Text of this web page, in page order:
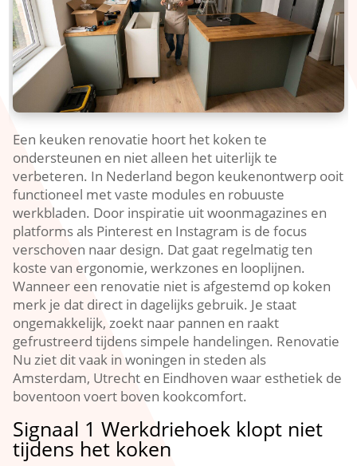
Een keuken renovatie hoort het koken te
ondersteunen en niet alleen het uiterlijk te
verbeteren.​ In Nederland begon keukenontwerp ooit
functioneel met vaste modules en robuuste
werkbladen.​ Door inspiratie uit woonmagazines en
platforms als Pinterest en Instagram is de focus
verschoven naar design.​ Dat gaat regelmatig ten
koste van ergonomie, werkzones en looplijnen.​
Wanneer een renovatie niet is afgestemd op koken
merk je dat direct in dagelijks gebruik.​ Je staat
ongemakkelijk, zoekt naar pannen en raakt
gefrustreerd tijdens simpele handelingen.​ Renovatie
Nu ziet dit vaak in woningen in steden als
Amsterdam, Utrecht en Eindhoven waar esthetiek de
boventoon voert boven kookcomfort.​
Signaal 1 Werkdriehoek klopt niet
tijdens het koken